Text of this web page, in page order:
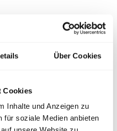
Über Cookies
Cookies
Inhalte und Anzeigen zu
für soziale Medien anbieten